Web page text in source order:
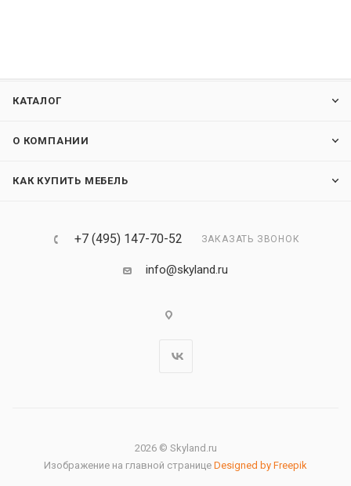
КАТАЛОГ
О КОМПАНИИ
КАК КУПИТЬ МЕБЕЛЬ
+7 (495) 147-70-52 ЗАКАЗАТЬ ЗВОНОК
info@skyland.ru
2026 © Skyland.ru
Изображение на главной странице Designed by Freepik